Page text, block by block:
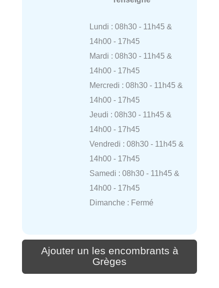
Lundi : 08h30 - 11h45 &
14h00 - 17h45
Mardi : 08h30 - 11h45 &
14h00 - 17h45
Mercredi : 08h30 - 11h45 &
14h00 - 17h45
Jeudi : 08h30 - 11h45 &
14h00 - 17h45
Vendredi : 08h30 - 11h45 &
14h00 - 17h45
Samedi : 08h30 - 11h45 &
14h00 - 17h45
Dimanche : Fermé
Ajouter un les encombrants à
Grèges